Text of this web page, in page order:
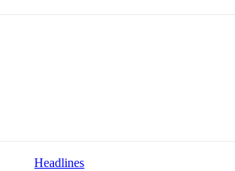
Headlines